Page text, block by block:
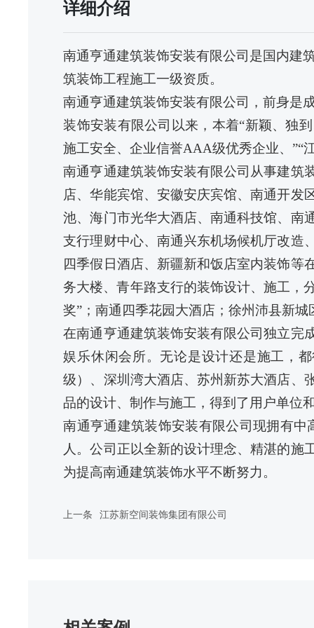
详细介绍
南通亨通建筑装饰安装有限公司是国内建
筑装饰工程施工一级资质。
南通亨通建筑装饰安装有限公司，前身是
装饰安装有限公司以来，本着“新颖、独
施工安全、企业信誉AAA级优秀企业、”“
南通亨通建筑装饰安装有限公司从事建筑
店、华能宾馆、安徽安庆宾馆、南通开发
池、海门市光华大酒店、南通科技馆、南
支行理财中心、南通兴东机场候机厅改造
四季假日酒店、新疆新和饭店室内装饰等
务大楼、青年路支行的装饰设计、施工，
奖”；南通四季花园大酒店；徐州沛县新
在南通亨通建筑装饰安装有限公司独立完
娱乐休闲会所。无论是设计还是施工，
级）、深圳湾大酒店、苏州新苏大酒店、
品的设计、制作与施工，得到了用户单位
南通亨通建筑装饰安装有限公司现拥有中
人。公司正以全新的设计理念、精湛的施
为提高南通建筑装饰水平不断努力。
上一条 江苏新空间装饰集团有限公司